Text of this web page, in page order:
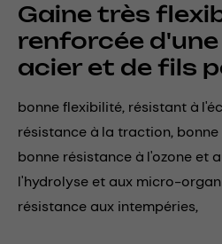
Gaine très
renforcée
acier et de fils
bonne flexibilité, résistant à
résistance à la traction,
bonne résistance à l'ozone et
l'hydrolyse et aux micro-
résistance aux intempéries,